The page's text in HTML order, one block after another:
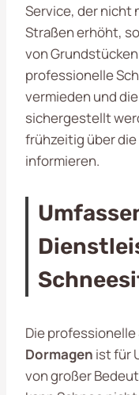
Service, der nicht
Straßen erhöht,
von
professionelle
vermieden und
sichergestellt
frühzeitig über
informieren.
Die professionelle
Dormagen ist für
von großer